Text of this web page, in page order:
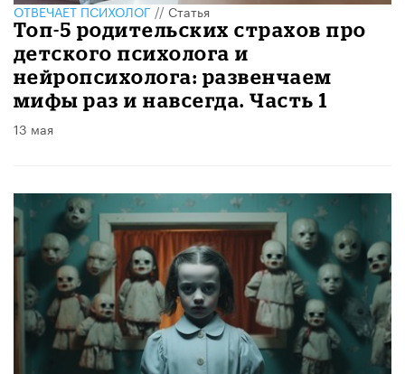
ОТВЕЧАЕТ ПСИХОЛОГ//Статья
​Топ-5 родительских страхов про
детского психолога и
нейропсихолога: развенчаем
мифы раз и навсегда. Часть 1
13 мая